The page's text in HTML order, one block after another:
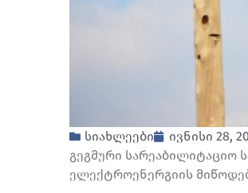
სიახლეები
ივნისი 28,
გეგმური სარეაბილიტაციო
ელექტროენერგიის